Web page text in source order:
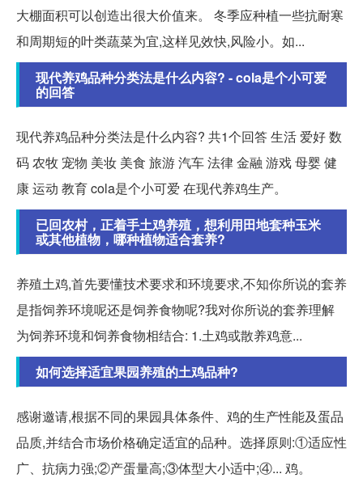
大棚面积可以创造出很大价值来。 冬季应种植一些抗耐寒
和周期短的叶类蔬菜为宜,这样见效快,风险小。如...
现代养鸡品种分类法是什么内容? - cola是个小可爱
的回答
现代养鸡品种分类法是什么内容? 共1个回答 生活 爱好 数
码 农牧 宠物 美妆 美食 旅游 汽车 法律 金融 游戏 母婴 健
康 运动 教育 cola是个小可爱 在现代养鸡生产。
已回农村，正着手土鸡养殖，想利用田地套种玉米
或其他植物，哪种植物适合套养?
养殖土鸡,首先要懂技术要求和环境要求,不知你所说的套养
是指饲养环境呢还是饲养食物呢?我对你所说的套养理解
为饲养环境和饲养食物相结合: 1.土鸡或散养鸡意...
如何选择适宜果园养殖的土鸡品种?
感谢邀请,根据不同的果园具体条件、鸡的生产性能及蛋品
品质,并结合市场价格确定适宜的品种。选择原则:①适应性
广、抗病力强;②产蛋量高;③体型大小适中;④... 鸡。